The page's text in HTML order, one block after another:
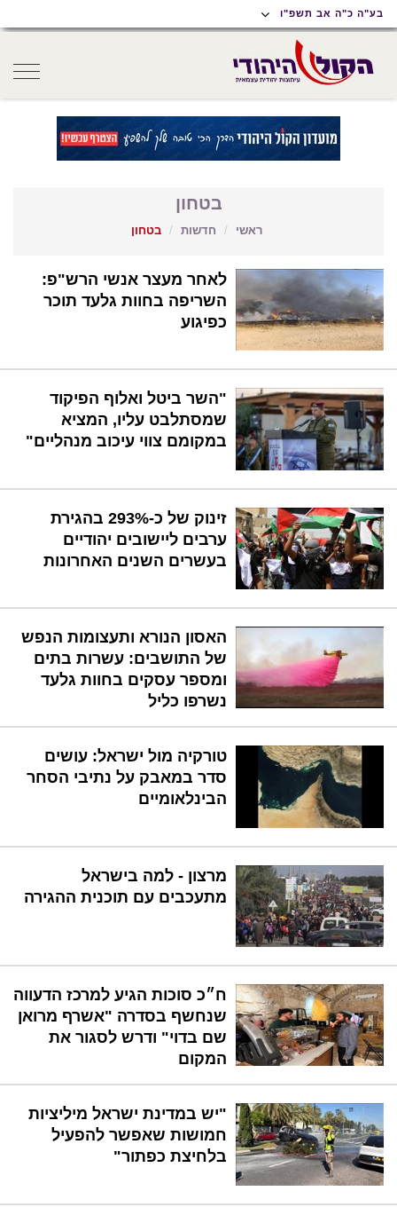
תפריט
נגישות
תפריט
ראשי
תוכן
ראשי
בע"ה כ"ה אב תשפ"ו
בטחון
ראשי חדשות בטחון
לאחר מעצר אנשי הרש"פ:
השריפה בחוות גלעד תוכר
כפיגוע
"השר ביטל ואלוף הפיקוד
שמסתלבט עליו, המציא
במקומם צווי עיכוב מנהליים"
זינוק של כ-293% בהגירת
ערבים ליישובים יהודיים
בעשרים השנים האחרונות
האסון הנורא ותעצומות הנפש
של התושבים: עשרות בתים
ומספר עסקים בחוות גלעד
נשרפו כליל
טורקיה מול ישראל: עושים
סדר במאבק על נתיבי הסחר
הבינלאומיים
מרצון - למה בישראל
מתעכבים עם תוכנית ההגירה
ח״כ סוכות הגיע למרכז הדעווה
שנחשף בסדרה "אשרף מרואן
שם בדוי" ודרש לסגור את
המקום
"יש במדינת ישראל מיליציות
חמושות שאפשר להפעיל
בלחיצת כפתור"